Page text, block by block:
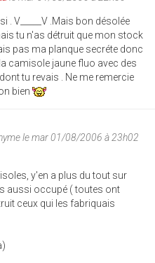
. V_____V .Mais bon désolée
tu n'as détruit que mon stock
pas ma planque secréte donc
camisole jaune fluo avec des
tu revais . Ne me remercie
bien
le mar 01/08/2006 à 23h02
y'en a plus du tout sur
aussi occupé ( toutes ont
ceux qui les fabriquais